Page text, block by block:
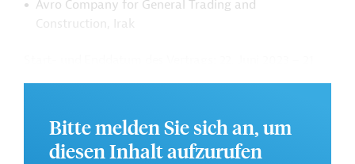
Avro Company for General Trading and
Construction, Irak
Juni 2025
Weitere Details zu dieser Meldung (und etwaig
aufgeführten Downloads) liegen hier nicht vor. Interne
Bitte melden Sie sich an, um
diesen Inhalt aufzurufen